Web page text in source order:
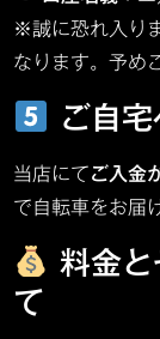
※誠に恐れ入り
なります。予め
ご自
当店にてご入金
で自転車をお届
料金と
て